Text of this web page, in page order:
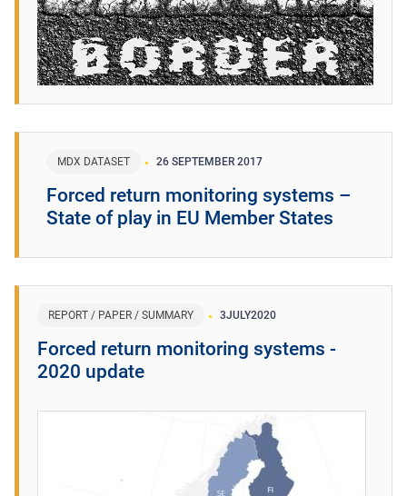
MDX DATASET 26 SEPTEMBER 2017
Forced return monitoring systems –
State of play in EU Member States
REPORT / PAPER / SUMMARY 3JULY2020
Forced return monitoring systems -
2020 update